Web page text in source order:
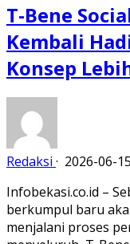
T-Bene
Kembali
Konsep
Redaksi · 2026-06-
Infobekasi.co.id –
berkumpul baru
menjalani proses